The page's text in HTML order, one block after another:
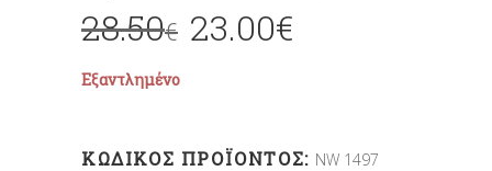
28.50€ 23.00€
Εξαντλημένο
ΚΩΔΙΚΌΣ ΠΡΟΪΌΝΤΟΣ: NW 1497